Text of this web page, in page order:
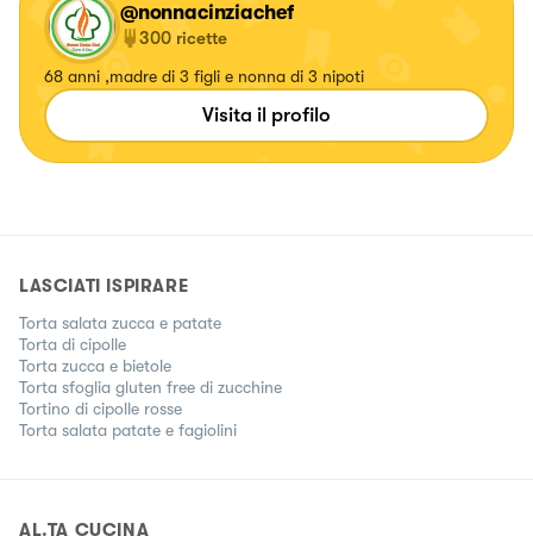
@nonnacinziachef
300 ricette
68 anni ,madre di 3 figli e nonna di 3 nipoti
Visita il profilo
LASCIATI ISPIRARE
Torta salata zucca e patate
Torta di cipolle
Torta zucca e bietole
Torta sfoglia gluten free di zucchine
Tortino di cipolle rosse
Torta salata patate e fagiolini
AL.TA CUCINA